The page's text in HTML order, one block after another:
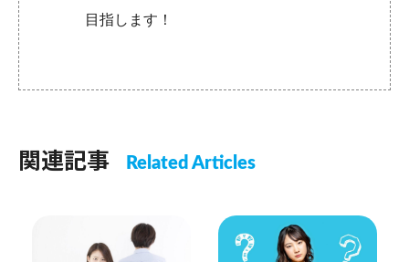
目指します！
関連記事 Related Articles